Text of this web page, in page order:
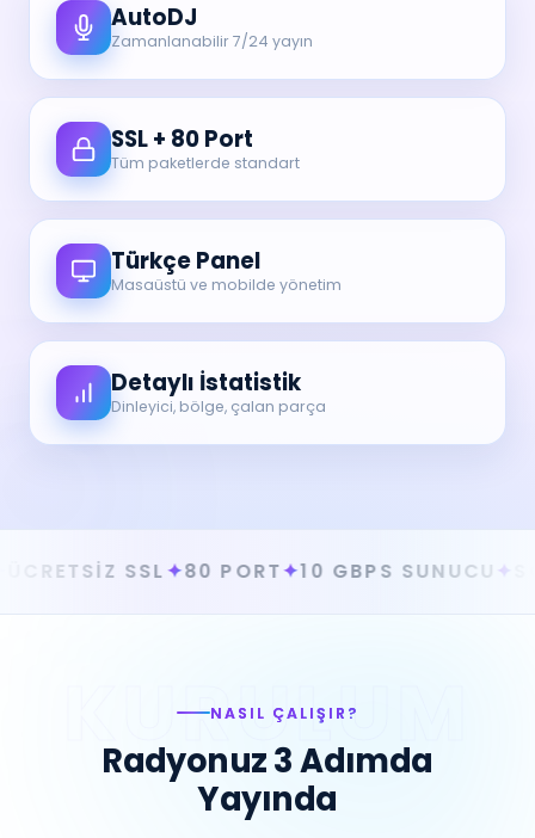
AutoDJ
Zamanlanabilir 7/24 yayın
SSL + 80 Port
Tüm paketlerde standart
Türkçe Panel
Masaüstü ve mobilde yönetim
Detaylı İstatistik
Dinleyici, bölge, çalan parça
80 PORT ✦10 GBPS SUNUCU ✦SOSYAL MEDYA
NASIL ÇALIŞIR?
Radyonuz 3 Adımda
Yayında